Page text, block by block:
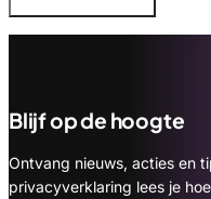
Blijf op de hoogte
Ontvang nieuws, acties en
privacyverklaring lees je